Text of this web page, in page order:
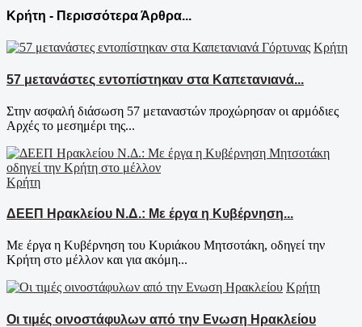
Κρήτη - Περισσότερα Άρθρα...
Κρήτη
57 μετανάστες εντοπίστηκαν στα Καπετανιανά...
Στην ασφαλή διάσωση 57 μεταναστών προχώρησαν οι αρμόδιες
Αρχές το μεσημέρι της...
Κρήτη
ΔΕΕΠ Ηρακλείου Ν.Δ.: Με έργα η Κυβέρνηση...
Με έργα η Κυβέρνηση του Κυριάκου Μητσοτάκη, οδηγεί την
Κρήτη στο μέλλον και για ακόμη...
Κρήτη
Οι τιμές οινοστάφυλων από την Ενωση Ηρακλείου